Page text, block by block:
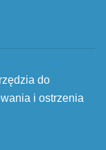
do
i ostrzenia